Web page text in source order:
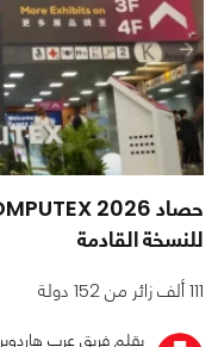
للنسخة القادمة
111 ألف زائر من 152 دولة
بقلم فريق عرب هاردوير